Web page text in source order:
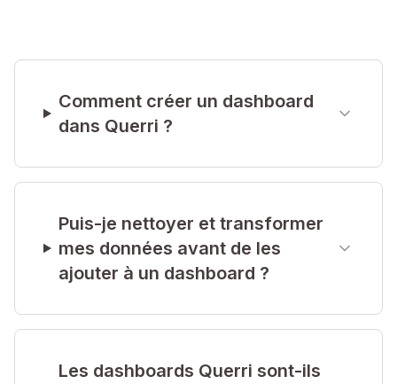
Graphiques et diagrammes
Explorez les différents types de visualisation
Comment créer un dashboard
dans Querri ?
Puis-je nettoyer et transformer
mes données avant de les
ajouter à un dashboard ?
Les dashboards Querri sont-ils